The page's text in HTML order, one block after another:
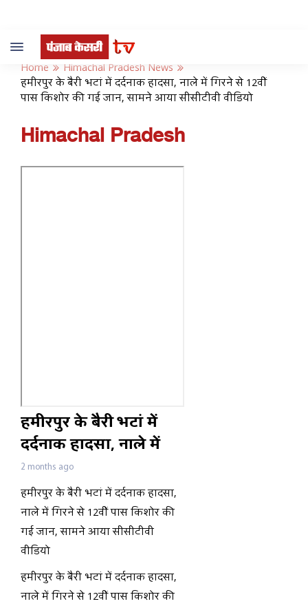
Toggle
navigation
Home
Himachal Pradesh News
हमीरपुर के बैरी भटां में दर्दनाक हादसा, नाले में गिरने से 12वीं
पास किशोर की गई जान, सामने आया सीसीटीवी वीडियो
Himachal Pradesh
हमीरपुर के बैरी भटां में
दर्दनाक हादसा, नाले में
गिरने से 12वीं पास किशोर
की गई जान, सामने आया
सीसीटीवी वीडियो
2 months ago
हमीरपुर के बैरी भटां में दर्दनाक हादसा,
नाले में गिरने से 12वीं पास किशोर की
गई जान, सामने आया सीसीटीवी
वीडियो
हमीरपुर के बैरी भटां में दर्दनाक हादसा,
नाले में गिरने से 12वीं पास किशोर की